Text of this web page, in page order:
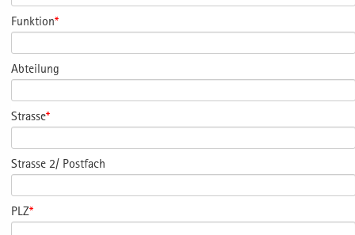
Funktion*
Abteilung
Strasse*
Strasse 2/ Postfach
PLZ*